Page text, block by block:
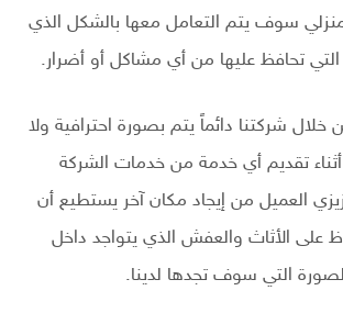
سوف يتم التعامل معها بالشكل الذي
التي تحافظ عليها من أي مشاكل أو أضرار.
شركتنا دائماً يتم بصورة احترافية ولا
تقديم أي خدمة من خدمات الشركة
العميل من إيجاد مكان آخر يستطيع أن
على الأثاث والعفش الذي يتواجد داخل
التي سوف تجدها لدينا.